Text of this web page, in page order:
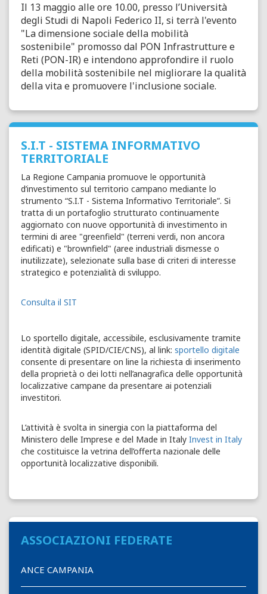
Il 13 maggio alle ore 10.00, presso l’Università
degli Studi di Napoli Federico II, si terrà l'evento
"La dimensione sociale della mobilità
sostenibile" promosso dal PON Infrastrutture e
Reti (PON-IR) e intendono approfondire il ruolo
della mobilità sostenibile nel migliorare la qualità
della vita e promuovere l'inclusione sociale.
S.I.T - SISTEMA INFORMATIVO
TERRITORIALE
La Regione Campania promuove le opportunità
d’investimento sul territorio campano mediante lo
strumento “S.I.T - Sistema Informativo Territoriale”. Si
tratta di un portafoglio strutturato continuamente
aggiornato con nuove opportunità di investimento in
termini di aree "greenfield" (terreni verdi, non ancora
edificati) e "brownfield" (aree industriali dismesse o
inutilizzate), selezionate sulla base di criteri di interesse
strategico e potenzialità di sviluppo.
Consulta il SIT
Lo sportello digitale, accessibile, esclusivamente tramite
identità digitale (SPID/CIE/CNS), al link: sportello digitale
consente di presentare on line la richiesta di inserimento
della proprietà o dei lotti nell’anagrafica delle opportunità
localizzative campane da presentare ai potenziali
investitori.
L’attività è svolta in sinergia con la piattaforma del
Ministero delle Imprese e del Made in Italy Invest in Italy
che costituisce la vetrina dell’offerta nazionale delle
opportunità localizzative disponibili.
ASSOCIAZIONI FEDERATE
ANCE CAMPANIA